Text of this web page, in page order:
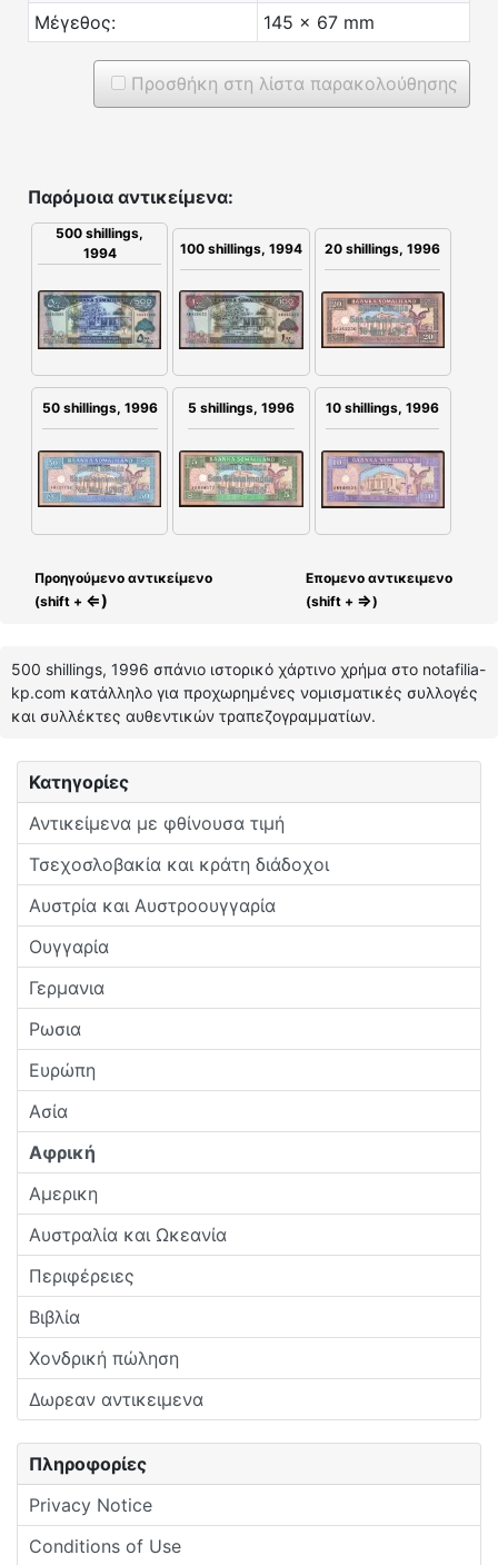
Κατηγορίες
Αντικείμενα με φθίνουσα τιμή
Τσεχοσλοβακία και κράτη διάδοχοι
Αυστρία και Αυστροουγγαρία
Ουγγαρία
Γερμανια
Ρωσια
Ευρώπη
Ασία
Αφρική
Αμερικη
Αυστραλία και Ωκεανία
Περιφέρειες
Βιβλία
Χονδρική πώληση
Δωρεαν αντικειμενα
Πληροφορίες
Privacy Notice
Conditions of Use
Μέγεθος:
145 x 67 mm
Προσθήκη στη λίστα παρακολούθησης
Παρόμοια αντικείμενα:
500 shillings,
1994
100 shillings, 1994 20 shillings, 1996
50 shillings, 1996 5 shillings, 1996 10 shillings, 1996
Προηγούμενο αντικείμενο
(shift + ⇐)
Επομενο αντικειμενο
(shift + ⇒)
500 shillings, 1996 σπάνιο ιστορικό χάρτινο χρήμα στο notafilia-
kp.com κατάλληλο για προχωρημένες νομισματικές συλλογές
και συλλέκτες αυθεντικών τραπεζογραμματίων.